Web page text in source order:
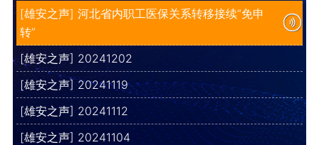
[雄安之声] 河北省内职工医保关系转移接续“免申
转”
[雄安之声] 20241202
[雄安之声] 20241119
[雄安之声] 20241112
[雄安之声] 20241104